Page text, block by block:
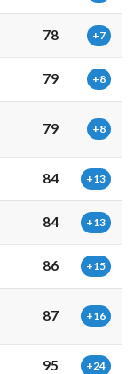
78 +7
79 +8
79 +8
84 +13
84 +13
86 +15
87 +16
95 +24